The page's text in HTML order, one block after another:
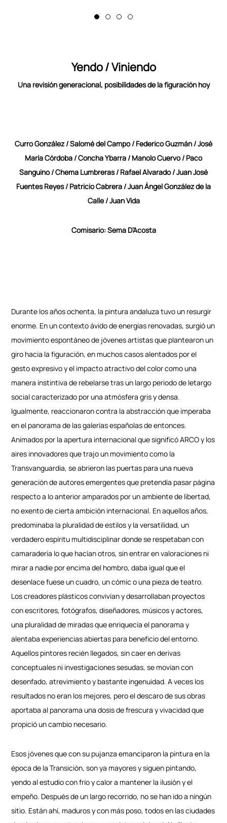
Yendo / Viniendo
Una revisión generacional, posibilidades de la figuración hoy
Curro González / Salomé del Campo / Federico Guzmán / José
María Córdoba / Concha Ybarra / Manolo Cuervo / Paco
Sanguino / Chema Lumbreras / Rafael Alvarado / Juan José
Fuentes Reyes / Patricio Cabrera / Juan Ángel González de la
Calle / Juan Vida
Comisario: Sema D’Acosta
Durante los años ochenta, la pintura andaluza tuvo un resurgir
enorme. En un contexto ávido de energías renovadas, surgió un
movimiento espontáneo de jóvenes artistas que plantearon un
giro hacia la figuración, en muchos casos alentados por el
gesto expresivo y el impacto atractivo del color como una
manera instintiva de rebelarse tras un largo periodo de letargo
social caracterizado por una atmósfera gris y densa.
Igualmente, reaccionaron contra la abstracción que imperaba
en el panorama de las galerías españolas de entonces.
Animados por la apertura internacional que significó ARCO y los
aires innovadores que trajo un movimiento como la
Transvanguardia, se abrieron las puertas para una nueva
generación de autores emergentes que pretendía pasar página
respecto a lo anterior amparados por un ambiente de libertad,
no exento de cierta ambición internacional. En aquellos años,
predominaba la pluralidad de estilos y la versatilidad, un
verdadero espíritu multidisciplinar donde se respetaban con
camaradería lo que hacían otros, sin entrar en valoraciones ni
mirar a nadie por encima del hombro, daba igual que el
desenlace fuese un cuadro, un cómic o una pieza de teatro.
Los creadores plásticos convivían y desarrollaban proyectos
con escritores, fotógrafos, diseñadores, músicos y actores,
una pluralidad de miradas que enriquecía el panorama y
alentaba experiencias abiertas para beneficio del entorno.
Aquellos pintores recién llegados, sin caer en derivas
conceptuales ni investigaciones sesudas, se movían con
desenfado, atrevimiento y bastante ingenuidad. A veces los
resultados no eran los mejores, pero el descaro de sus obras
aportaba al panorama una dosis de frescura y vivacidad que
propició un cambio necesario.
Esos jóvenes que con su pujanza emanciparon la pintura en la
época de la Transición, son ya mayores y siguen pintando,
yendo al estudio con frío y calor a mantener la ilusión y el
empeño. Después de un largo recorrido, no se han ido a ningún
sitio. Están ahí, maduros y con más poso, todos en las ciudades